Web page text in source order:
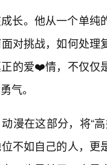
长。他从一个单
对挑战，如何处
的爱❤️情，不仅仅
气。
动漫在这部分，将“
不如自己的人，